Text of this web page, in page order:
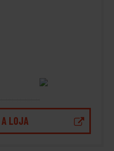
LOJA